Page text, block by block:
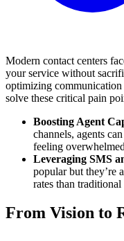
Modern contact centers
your service without
optimizing communication
solve these critical pain
Boosting Agent
channels, agents
feeling
Leveraging SMS
popular but they’re
rates than
From Vision to